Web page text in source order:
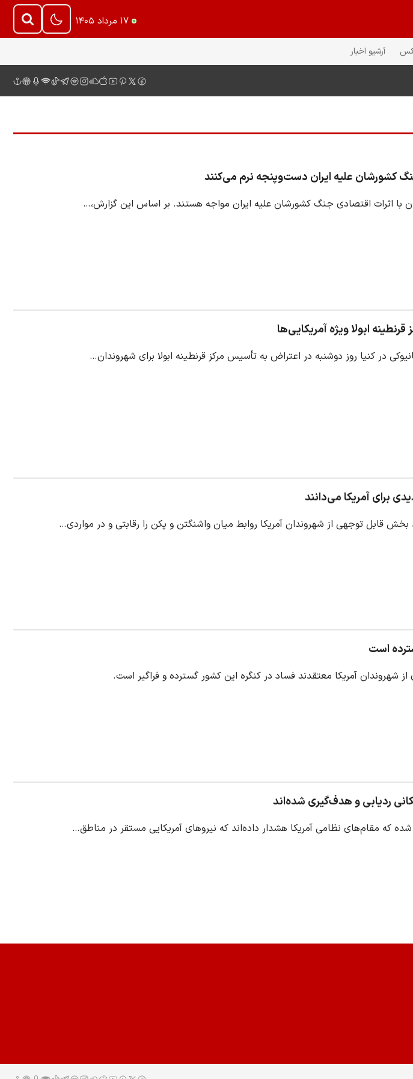
۱۷ مرداد ۱۴۰۵
آرشیو اخبار
کشورشان علیه ایران دست‌وپنجه نرم می‌کنند
با اثرات اقتصادی جنگ کشورشان علیه ایران مواجه هستند. بر اساس این گزارش،…
ابولا ویژه آمریکایی‌ها
در کنیا روز دوشنبه در اعتراض به تأسیس مرکز قرنطینه ابولا برای شهروندان…
برای آمریکا می‌دانند
قابل توجهی از شهروندان آمریکا روابط میان واشنگتن و پکن را رقابتی و در مواردی…
آمریکا معتقدند فساد در کنگره این کشور گسترده و فراگیر است.
ردیابی و هدف‌گیری شده‌اند
که مقام‌های نظامی آمریکا هشدار داده‌اند که نیروهای آمریکایی مستقر در مناطق…